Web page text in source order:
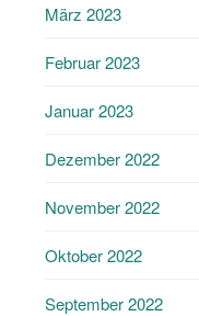
März 2023
Februar 2023
Januar 2023
Dezember 2022
November 2022
Oktober 2022
September 2022